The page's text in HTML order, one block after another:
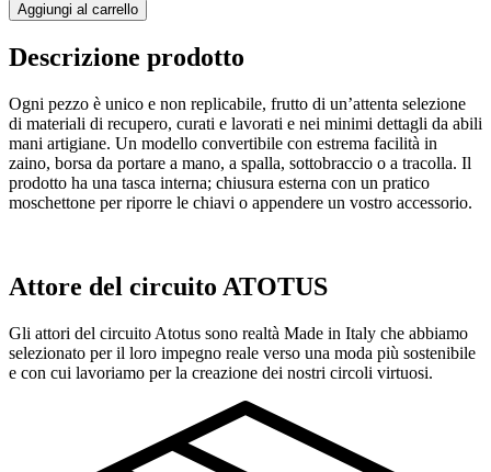
Aggiungi al carrello
Descrizione prodotto
Ogni pezzo è unico e non replicabile, frutto di un’attenta selezione
di materiali di recupero, curati e lavorati e nei minimi dettagli da abili
mani artigiane. Un modello convertibile con estrema facilità in
zaino, borsa da portare a mano, a spalla, sottobraccio o a tracolla. Il
prodotto ha una tasca interna; chiusura esterna con un pratico
moschettone per riporre le chiavi o appendere un vostro accessorio.
Attore del circuito ATOTUS
Gli attori del circuito Atotus sono realtà Made in Italy che abbiamo
selezionato per il loro impegno reale verso una moda più sostenibile
e con cui lavoriamo per la creazione dei nostri circoli virtuosi.